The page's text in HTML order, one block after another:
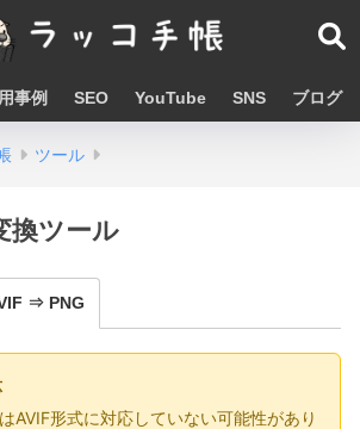
事例 SEO YouTube SNS ブログ
ツール
換ツール
⇒ PNG
AVIF形式に対応していない可能性があり